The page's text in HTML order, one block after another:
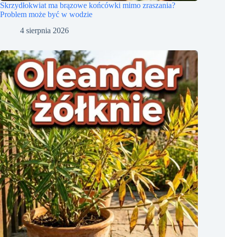
Skrzydłokwiat ma brązowe końcówki mimo zraszania?
Problem może być w wodzie
4 sierpnia 2026